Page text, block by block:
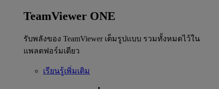
TeamViewer ONE
รับพลังของ TeamViewer เต็มรูปแบบ รวมทั้งหมดไว้ใน
แพลตฟอร์มเดียว
เรียนรู้เพิ่มเติม